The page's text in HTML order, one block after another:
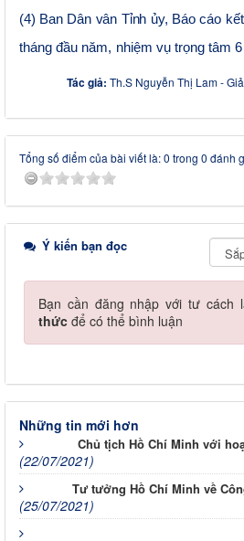
(4) Ban Dân vân Tỉnh ủy, Báo cáo
tháng đầu năm, nhiệm vụ trọng tâm
Tác giả: Th.S Nguyễn Thị Lam -
Tổng số điểm của bài viết là: 0 trong 0 đánh
Ý kiến bạn đọc
Bạn cần đăng nhập với tư cách
thức để có thể bình luận
Những tin mới hơn
Chủ tịch Hồ Chí Minh với
(22/07/2021)
Tư tưởng Hồ Chí Minh về
(25/07/2021)